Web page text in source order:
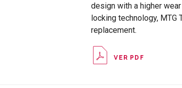
design with a higher
locking technology,
replacement.
VER PDF